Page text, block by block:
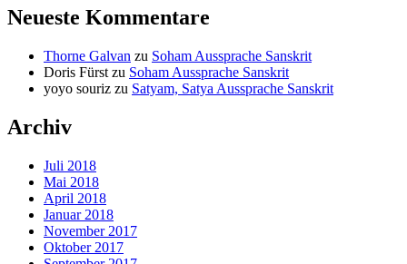
Neueste Kommentare
Thorne Galvan zu Soham Aussprache Sanskrit
Doris Fürst zu Soham Aussprache Sanskrit
yoyo souriz zu Satyam, Satya Aussprache Sanskrit
Archiv
Juli 2018
Mai 2018
April 2018
Januar 2018
November 2017
Oktober 2017